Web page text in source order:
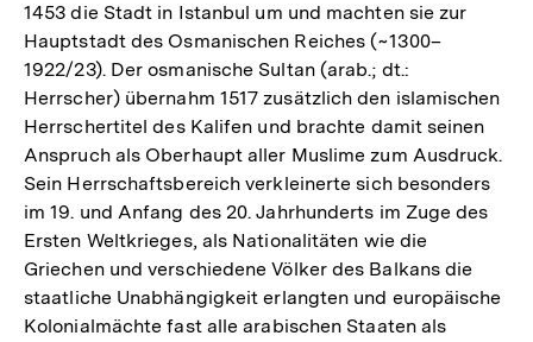
1453 die Stadt in Istanbul um und machten sie zur
Hauptstadt des Osmanischen Reiches (~1300–
1922/23). Der osmanische Sultan (arab.; dt.:
Herrscher) übernahm 1517 zusätzlich den islamischen
Herrschertitel des Kalifen und brachte damit seinen
Anspruch als Oberhaupt aller Muslime zum Ausdruck.
Sein Herrschaftsbereich verkleinerte sich besonders
im 19. und Anfang des 20. Jahrhunderts im Zuge des
Ersten Weltkrieges, als Nationalitäten wie die
Griechen und verschiedene Völker des Balkans die
staatliche Unabhängigkeit erlangten und europäische
Kolonialmächte fast alle arabischen Staaten als